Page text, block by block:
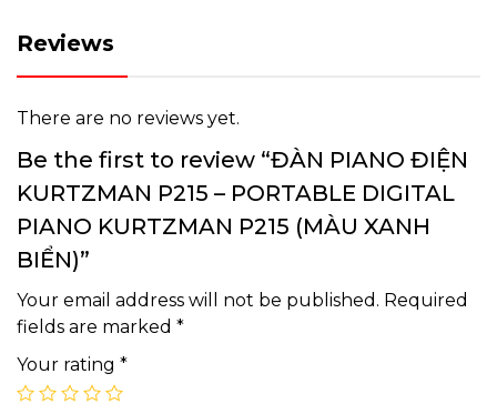
Reviews
There are no reviews yet.
Be the first to review “ĐÀN PIANO ĐIỆN
KURTZMAN P215 – PORTABLE DIGITAL
PIANO KURTZMAN P215 (MÀU XANH
BIỂN)”
Your email address will not be published. Required
fields are marked *
Your rating *